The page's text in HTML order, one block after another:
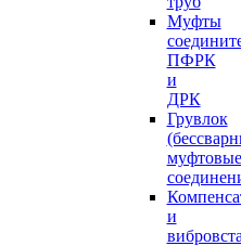
Муфты
ПФРК
и
ДРК
Грувлок
муфтовые
и